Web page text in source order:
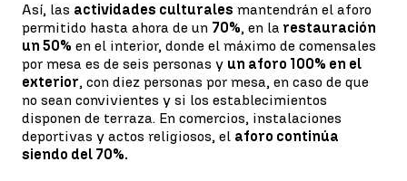
Así, las actividades culturales mantendrán el aforo
permitido hasta ahora de un 70%, en la restauración
un 50% en el interior, donde el máximo de comensales
por mesa es de seis personas y un aforo 100% en el
exterior, con diez personas por mesa, en caso de que
no sean convivientes y si los establecimientos
disponen de terraza. En comercios, instalaciones
deportivas y actos religiosos, el aforo continúa
siendo del 70%.